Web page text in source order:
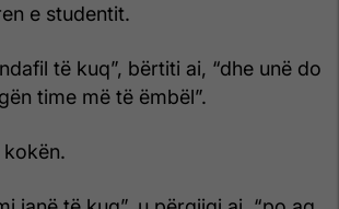
e studentit.
të kuq”, bërtiti ai, “dhe unë do
time më të ëmbël”.